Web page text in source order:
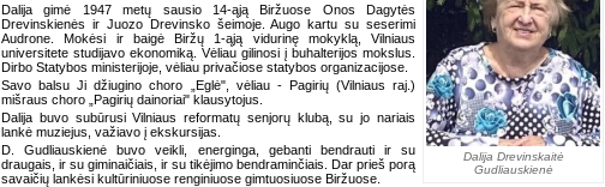
Dalija Drevinskaitė
Gudliauskienė
Dalija gimė 1947 metų sausio 14-ąją Biržuose Onos Dagytės
Drevinskienės ir Juozo Drevinsko šeimoje. Augo kartu su seserimi
Audrone. Mokėsi ir baigė Biržų 1-ąją vidurinę mokyklą, Vilniaus
universitete studijavo ekonomiką. Vėliau gilinosi į buhalterijos mokslus.
Dirbo Statybos ministerijoje, vėliau privačiose statybos organizacijose.
Savo balsu Ji džiugino choro „Eglė", vėliau - Pagirių (Vilniaus raj.)
mišraus choro „Pagirių dainoriai" klausytojus.
Dalija buvo subūrusi Vilniaus reformatų senjorų klubą, su jo nariais
lankė muziejus, važiavo į ekskursijas.
D. Gudliauskienė buvo veikli, energinga, gebanti bendrauti ir su
draugais, ir su giminaičiais, ir su tikėjimo bendraminčiais. Dar prieš porą
savaičių lankėsi kultūriniuose renginiuose gimtuosiuose Biržuose.